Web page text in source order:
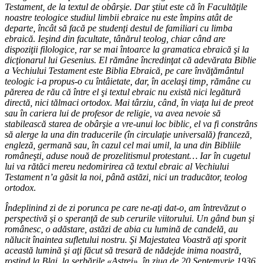
Testament, de la textul de obârşie. Dar ştiut este că în Facultăţile
noastre teologice studiul limbii ebraice nu este împins atât de
departe, încât să facă pe studenţi destul de familiari cu limba
ebraică. Ieşind din facultate, tânărul teolog, chiar când are
dispoziţii filologice, rar se mai întoarce la gramatica ebraică şi la
dicţionarul lui Gesenius. El rămâne încredinţat că adevărata Biblie
a Vechiului Testament este Biblia Ebraică, pe care învăţământul
teologic i-a propus-o cu întâietate, dar, în acelaşi timp, rămâne cu
părerea de rău că între el şi textul ebraic nu există nici legătură
directă, nici tălmaci ortodox. Mai târziu, când, în viaţa lui de preot
sau în cariera lui de profesor de religie, va avea nevoie să
stabilească starea de obârşie a vre-unui loc biblic, el va fi constrâns
să alerge la una din traducerile (în circulaţie universală) franceză,
engleză, germană sau, în cazul cel mai umil, la una din Bibliile
româneşti, aduse nouă de prozelitismul protestant… Iar în cugetul
lui va rătăci mereu nedomirirea că textul ebraic al Vechiului
Testament n’a găsit la noi, până astăzi, nici un traducător, teolog
ortodox.
Îndeplinind zi de zi porunca pe care ne-aţi dat-o, am întrevăzut o
perspectivă şi o speranţă de sub cerurile viitorului. Un gând bun şi
românesc, o adăstare, astăzi de abia cu lumină de candelă, au
nălucit înaintea sufletului nostru. Şi Majestatea Voastră aţi sporit
această lumină şi aţi făcut să tresară de nădejde inima noastră,
rostind la Blaj, la serbările «Astrei», în ziua de 20 Septemvrie 1936,